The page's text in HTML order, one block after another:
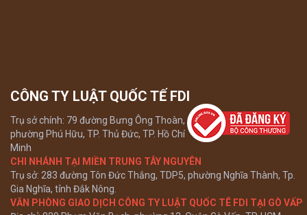
CÔNG TY LUẬT QUỐC TẾ FDI
Trụ sở chính: 79 đường Bưng Ông Thoàn,
phường Phú Hữu, TP. Thủ Đức, TP. Hồ Chí
Minh
CHI NHÁNH TẠI MIỀN TRUNG TÂY NGUYÊN
Trụ sở: 283 đường Tôn Đức Thắng, TDP5, phường Nghĩa Thành, Tp.
Gia Nghĩa, tỉnh Đắk Nông.
VĂN PHÒNG GIAO DỊCH CÔNG TY LUẬT QUỐC TÊ FDI TẠI GÒ VẤP